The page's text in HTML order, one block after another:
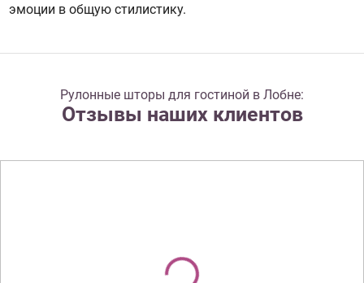
эмоции в общую стилистику.
Рулонные шторы для гостиной в Лобне:
Отзывы наших клиентов